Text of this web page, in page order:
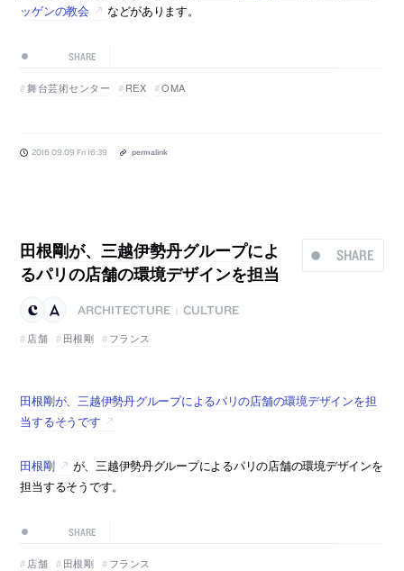
ッゲンの教会
などがあります。
SHARE
舞台芸術センター REX OMA
2016.09.09 Fri 16:39 permalink
SHARE
田根剛が、三越伊勢丹グループによ
るパリの店舗の環境デザインを担当
ARCHITECTURE
CULTURE
店舗
田根剛 フランス
田根剛が、三越伊勢丹グループによるパリの店舗の環境デザインを担
当するそうです
田根剛
が、三越伊勢丹グループによるパリの店舗の環境デザインを
担当するそうです。
SHARE
店舗 田根剛 フランス